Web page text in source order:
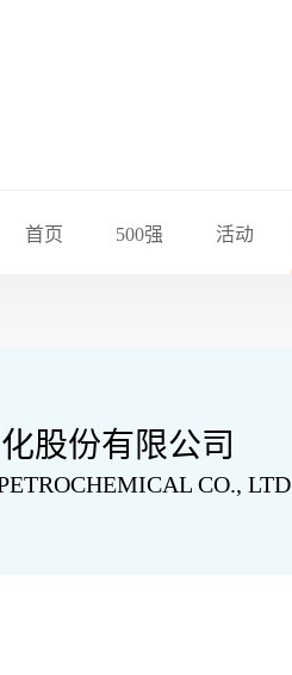
首页 500强 活动
股份有限公司
CO., LTD